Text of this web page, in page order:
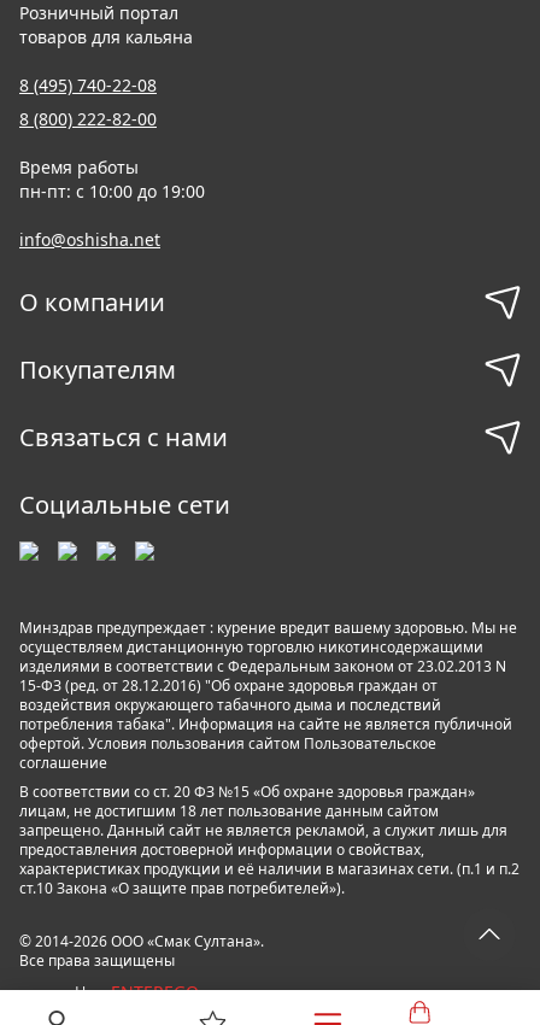
Розничный портал
товаров для кальяна
8 (495) 740-22-08
8 (800) 222-82-00
Время работы
пн-пт: с 10:00 до 19:00
info@oshisha.net
О компании
Покупателям
Связаться с нами
Социальные сети
Минздрав предупреждает : курение вредит вашему здоровью. Мы не
осуществляем дистанционную торговлю никотинсодержащими
изделиями в соответствии с Федеральным законом от 23.02.2013 N
15-ФЗ (ред. от 28.12.2016) "Об охране здоровья граждан от
воздействия окружающего табачного дыма и последствий
потребления табака". Информация на сайте не является публичной
офертой. Условия пользования сайтом Пользовательское
соглашение
В соответствии со ст. 20 ФЗ №15 «Об охране здоровья граждан»
лицам, не достигшим 18 лет пользование данным сайтом
запрещено. Данный сайт не является рекламой, а служит лишь для
предоставления достоверной информации о свойствах,
характеристиках продукции и её наличии в магазинах сети. (п.1 и п.2
ст.10 Закона «О защите прав потребителей»).
© 2014-2026 ООО «Смак Султана».
Все права защищены
powered by ENTEREGO